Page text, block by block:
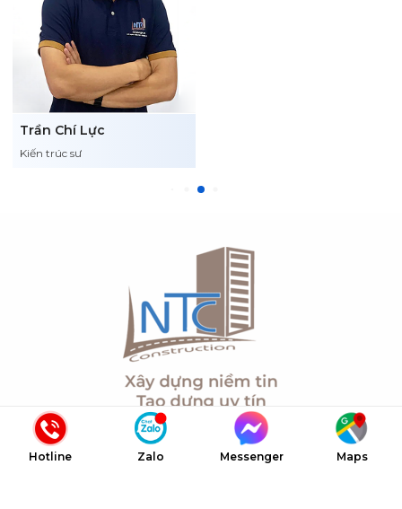
Trần Chí Lực
Kiến trúc sư
Thông Tin Liên Hệ
Hotline Zalo Messenger Maps